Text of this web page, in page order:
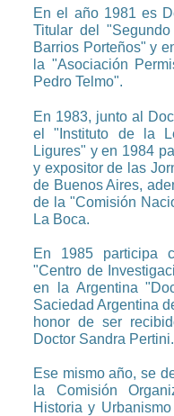
En el año 1981 es
Titular del
Barrios Porteños" y
la "Asociación
Pedro Telmo".
En 1983, junto al
el "Instituto de la
Ligures" y en 1984
y expositor de las
de Buenos Aires,
de la "Comisión
La Boca.
En 1985 participa
"Centro de
en la Argentina
Saciedad Argentina
honor de ser
Doctor Sandra Pertini.
Ese mismo año, se
la Comisión
Historia y